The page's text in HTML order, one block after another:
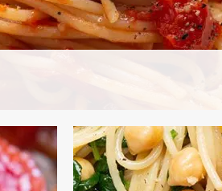
minut pracy + 30 minut czekania